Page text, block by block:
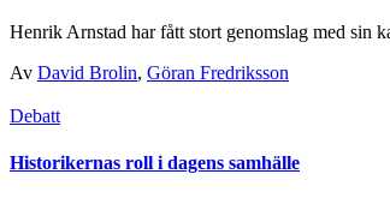
Henrik Arnstad har fått stort genomslag med sin
Av David Brolin, Göran Fredriksson
Debatt
Historikernas roll i dagens samhälle